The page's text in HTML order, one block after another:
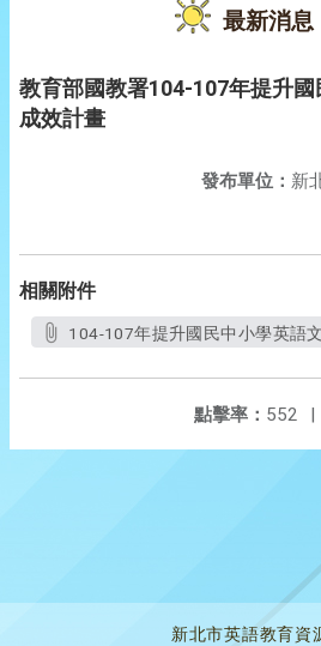
最新消息
教育部國教署104-107年提升
成效計畫
發布單位： 新
相關附件
104-107年提升國民中小學英語
點擊率： 552 |
新北市英語教育資